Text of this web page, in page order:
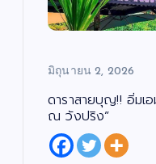
มิถุนายน 2, 2026
ดาราสายบุญ!! อิ่มเ
ณ วังปริง”